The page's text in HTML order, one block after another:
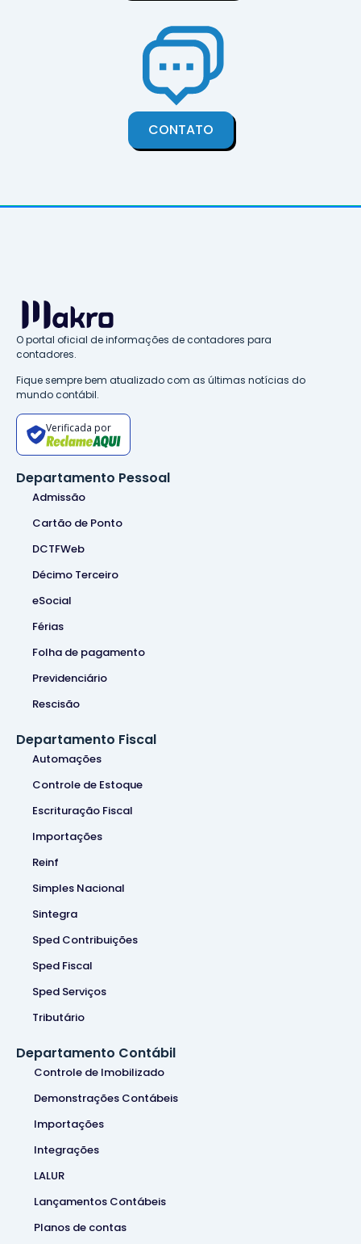
CONTATO
O portal oficial de informações de contadores para
contadores.
Fique sempre bem atualizado com as últimas notícias do
mundo contábil.
Verificada por
Departamento Pessoal
Admissão
Cartão de Ponto
DCTFWeb
Décimo Terceiro
eSocial
Férias
Folha de pagamento
Previdenciário
Rescisão
Departamento Fiscal
Automações
Controle de Estoque
Escrituração Fiscal
Importações
Reinf
Simples Nacional
Sintegra
Sped Contribuições
Sped Fiscal
Sped Serviços
Tributário
Departamento Contábil
Controle de Imobilizado
Demonstrações Contábeis
Importações
Integrações
LALUR
Lançamentos Contábeis
Planos de contas